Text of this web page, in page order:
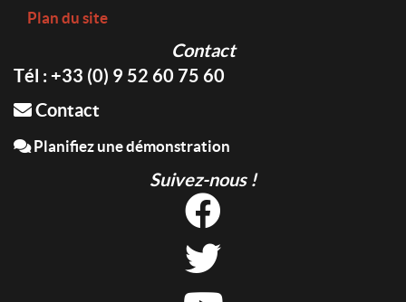
Plan du site
Contact
Tél : +33 (0) 9 52 60 75 60
Contact
Planifiez une démonstration
Suivez-nous !